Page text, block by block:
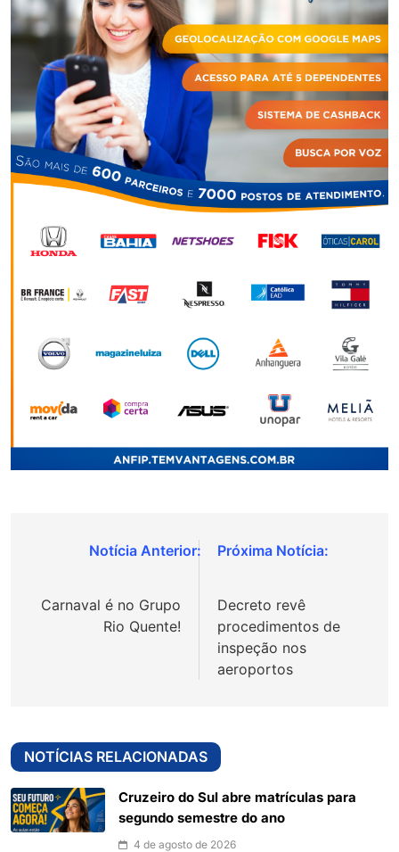
Navegação
Post
Carnaval é no Grupo
Rio Quente!
Decreto revê
procedimentos de
inspeção nos
aeroportos
NOTÍCIAS RELACIONADAS
Cruzeiro do Sul abre matrículas para
segundo semestre do ano
4 de agosto de 2026